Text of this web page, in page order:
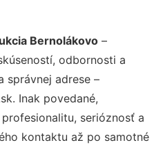
Bernolákovo –
odbornosti a
správnej adrese –
Inak povedané,
serióznosť a
kontaktu až po samotné